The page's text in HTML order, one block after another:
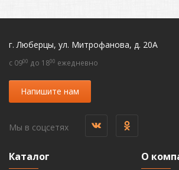
г. Люберцы, ул. Митрофанова, д. 20А
c 0900 до 1800 ежедневно
Напишите нам
Мы в соцсетях
Каталог О